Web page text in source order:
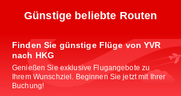
Günstige beliebte Routen
Finden Sie günstige Flüge von YVR
nach HKG
Genießen Sie exklusive Flugangebote zu
Ihrem Wunschziel. Beginnen Sie jetzt mit Ihrer
Buchung!